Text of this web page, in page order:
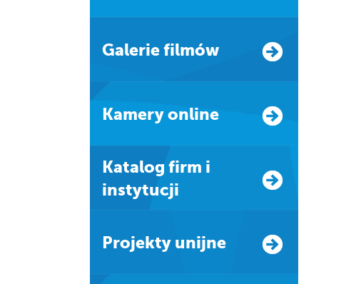
Galerie filmów
Kamery online
Katalog firm i
instytucji
Projekty unijne